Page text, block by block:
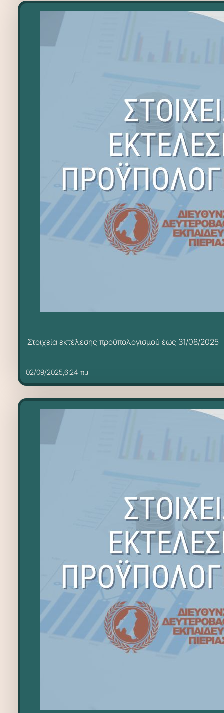
Στοιχεία εκτέλεσης προϋπολογισμού έως 31/08/2025
02/09/2025,6:24 πμ